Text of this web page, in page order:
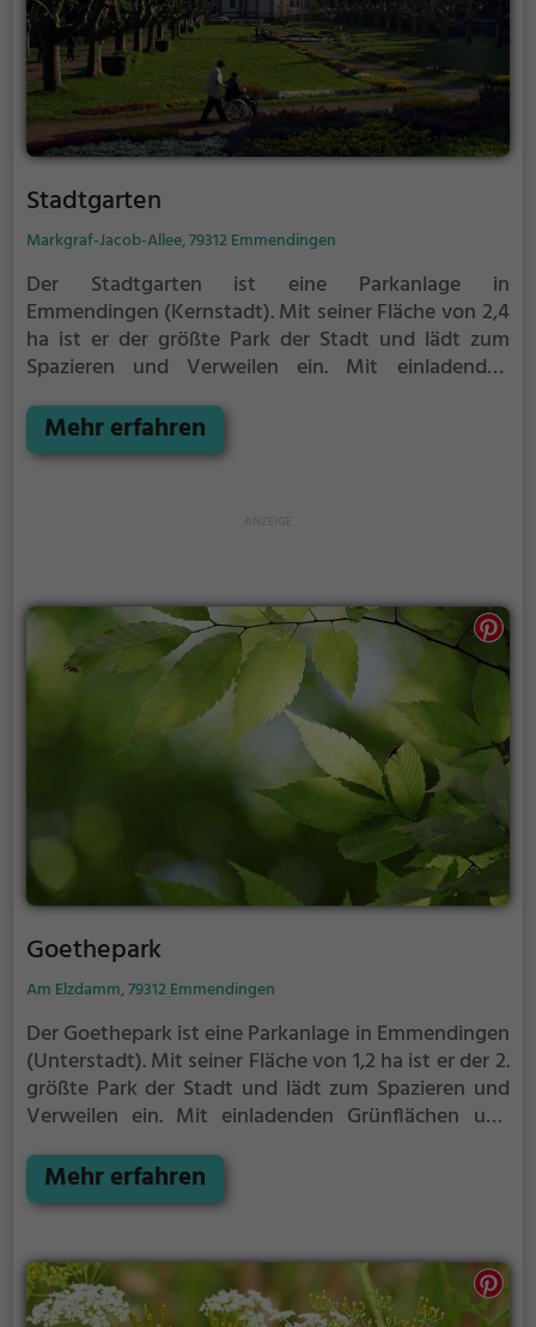
Stadtgarten
Markgraf-Jacob-Allee, 79312 Emmendingen
Der Stadtgarten ist eine Parkanlage in
Emmendingen (Kernstadt).Mit seiner Fläche von 2,4
ha ist er der größte Park der Stadt und lädt zum
Spazieren und Verweilen ein. Mit einladenden
Stadtgarten zahlreiche Möglichkeiten zur
Entspannung.
Mehr erfahren
Goethepark
Am Elzdamm, 79312 Emmendingen
Der Goethepark ist eine Parkanlage in Emmendingen
(Unterstadt).Mit seiner Fläche von 1,2 ha ist er der 2.
größte Park der Stadt und lädt zum Spazieren und
Verweilen ein. Mit einladenden Grünflächen und
Möglichkeiten zur Entspannung.
Mehr erfahren